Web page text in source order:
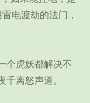
电渡劫的法门，
虎妖都解决不
千离怒声道。